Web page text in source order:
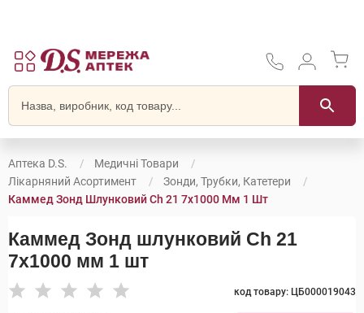
Аптека D.S.
Медичні Товари
Лікарняний Асортимент
Зонди, Трубки, Катетери
Каммед Зонд Шлунковий Ch 21 7х1000 Мм 1 Шт
Каммед Зонд шлунковий Ch 21
7х1000 мм 1 шт
код товару: ЦБ000019043